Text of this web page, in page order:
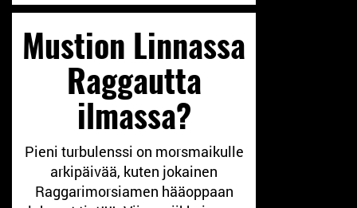
Mustion Linnassa
Raggautta
ilmassa?
Pieni turbulenssi on morsmaikulle
arkipäivää, kuten jokainen
Raggarimorsiamen hääoppaan